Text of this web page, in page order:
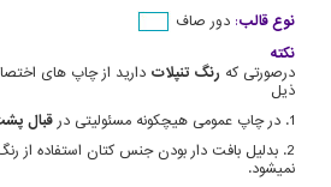
نوع قالب: دور صاف
نکته
درصورتی که رنگ تنپلات دارید از چاپ های
ذیل
1. در چاپ عمومی هیچکونه مسئولیتی در
قبال
2. بدلیل بافت دار بودن جنس کتان استفاده از رنگ
نمیشود.